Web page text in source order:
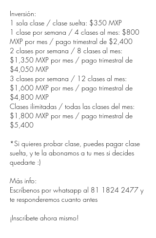
Inversión:
1 sola clase / clase suelta: $350 MXP
1 clase por semana / 4 clases al mes: $800
MXP por mes / pago trimestral de $2,400
2 clases por semana / 8 clases al mes:
$1,350 MXP por mes / pago trimestral de
$4,050 MXP
3 clases por semana / 12 clases al mes:
$1,600 MXP por mes / pago trimestral de
$4,800 MXP
Clases ilimitadas / todas las clases del mes:
$1,800 MXP por mes / pago trimestral de
$5,400
*Si quieres probar clase, puedes pagar clase
suelta, y te la abonamos a tu mes si decides
quedarte :)
Más info:
Escríbenos por whatsapp al 81 1824 2477 y
te responderemos cuanto antes